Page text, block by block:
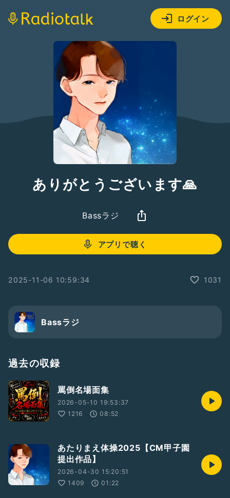
ログイン
ありがとうございます🙏
Bassラジ
アプリで聴く
2025-11-06 10:59:34 1031
Bassラジ
過去の収録
罵倒名場面集
2026-05-10 19:53:37
1216
08:52
あたりまえ体操2025【CM甲子園
提出作品】
2026-04-30 15:20:51
1409
01:22